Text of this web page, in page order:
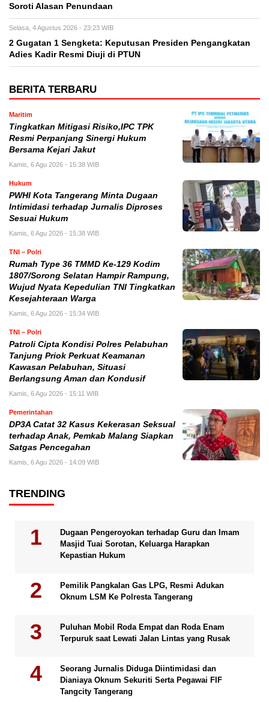
Soroti Alasan Penundaan
Selasa, 4 Agustus 2026 - 23:23 WIB
2 Gugatan 1 Sengketa: Keputusan Presiden Pengangkatan
Adies Kadir Resmi Diuji di PTUN
BERITA TERBARU
Maritim
Tingkatkan Mitigasi Risiko,IPC TPK
Resmi Perpanjang Sinergi Hukum
Bersama Kejari Jakut
Kamis, 6 Agu 2026 - 15:38 WIB
Hukum
PWHI Kota Tangerang Minta Dugaan
Intimidasi terhadap Jurnalis Diproses
Sesuai Hukum
Kamis, 6 Agu 2026 - 15:38 WIB
TNI – Polri
Rumah Type 36 TMMD Ke-129 Kodim
1807/Sorong Selatan Hampir Rampung,
Wujud Nyata Kepedulian TNI Tingkatkan
Kesejahteraan Warga
Kamis, 6 Agu 2026 - 15:34 WIB
TNI – Polri
Patroli Cipta Kondisi Polres Pelabuhan
Tanjung Priok Perkuat Keamanan
Kawasan Pelabuhan, Situasi
Berlangsung Aman dan Kondusif
Kamis, 6 Agu 2026 - 15:11 WIB
Pemerintahan
DP3A Catat 32 Kasus Kekerasan Seksual
terhadap Anak, Pemkab Malang Siapkan
Satgas Pencegahan
Kamis, 6 Agu 2026 - 14:09 WIB
TRENDING
Dugaan Pengeroyokan terhadap Guru dan Imam
Masjid Tuai Sorotan, Keluarga Harapkan
Kepastian Hukum
Pemilik Pangkalan Gas LPG, Resmi Adukan
Oknum LSM Ke Polresta Tangerang
Puluhan Mobil Roda Empat dan Roda Enam
Terpuruk saat Lewati Jalan Lintas yang Rusak
Seorang Jurnalis Diduga Diintimidasi dan
Dianiaya Oknum Sekuriti Serta Pegawai FIF
Tangcity Tangerang